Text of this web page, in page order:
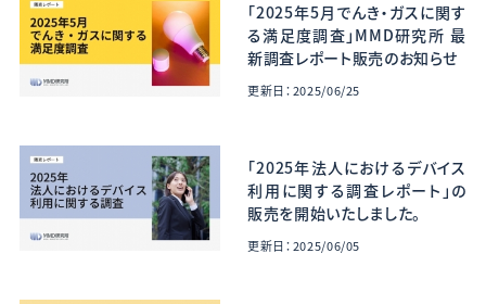
「2025年5月でんき・ガスに関す
る満足度調査」MMD研究所 最
新調査レポート販売のお知らせ
更新日：2025/06/25
「2025年法人におけるデバイス
利用に関する調査レポート」の
販売を開始いたしました。
更新日：2025/06/05